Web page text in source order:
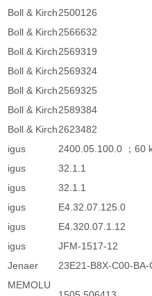
Boll & Kirch2500126
Boll & Kirch2566632
Boll & Kirch2569319
Boll & Kirch2569324
Boll & Kirch2569325
Boll & Kirch2589384
Boll & Kirch2623482
igus
2400.05.100.0 ；60
igus
32.1.1
igus
32.1.1
igus
E4.32.07.125.0
igus
E4.320.07.1.12
igus
JFM-1517-12
Jenaer
23E21-B8X-C00-
MEMOLU